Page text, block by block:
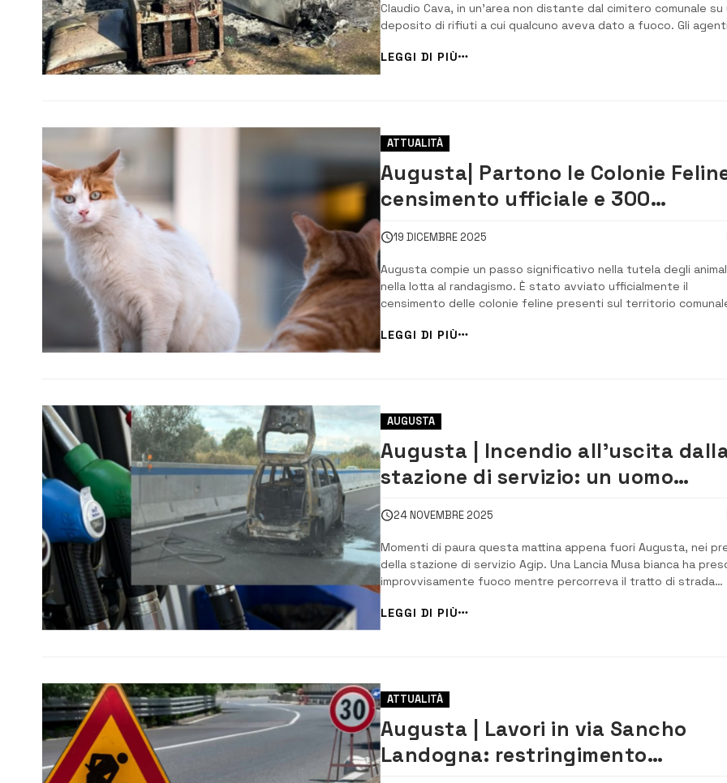
Claudio Cava, in un’area non distante dal cimitero comunale su
deposito di rifiuti a cui qualcuno aveva dato a fuoco. Gli
comando di Claudio Cava, allertati da una segnalazione hanno
effettuato un sopralluogo durante il quale è stato accertato
l’area era [&h...
LEGGI DI PIÙ
ATTUALITÀ
Augusta| Partono le Colonie
censimento ufficiale e 300
sterilizzazioni gratuite
19 DICEMBRE 2025
Augusta compie un passo significativo nella tutela degli
nella lotta al randagismo. È stato avviato ufficialmente il
censimento delle colonie feline presenti sul territorio
sindaco Giuseppe Di Mare, in sinergia con l’assessore al
Randagismo Domenico Zanti, la cons...
LEGGI DI PIÙ
AUGUSTA
Augusta | Incendio all’uscita
stazione di servizio: un uomo
gravemente ustionato
24 NOVEMBRE 2025
Momenti di paura questa mattina appena fuori Augusta, nei
della stazione di servizio Agip. Una Lancia Musa bianca ha
improvvisamente fuoco mentre percorreva il tratto di strada
immediatamente successivo al distributore sulla strada
provinciale 193 , fermandosi sotto il ponte che segue la
di servizio dove aveva fatto rifor...
LEGGI DI PIÙ
ATTUALITÀ
Augusta | Lavori in via Sancho
Landogna: restringimento